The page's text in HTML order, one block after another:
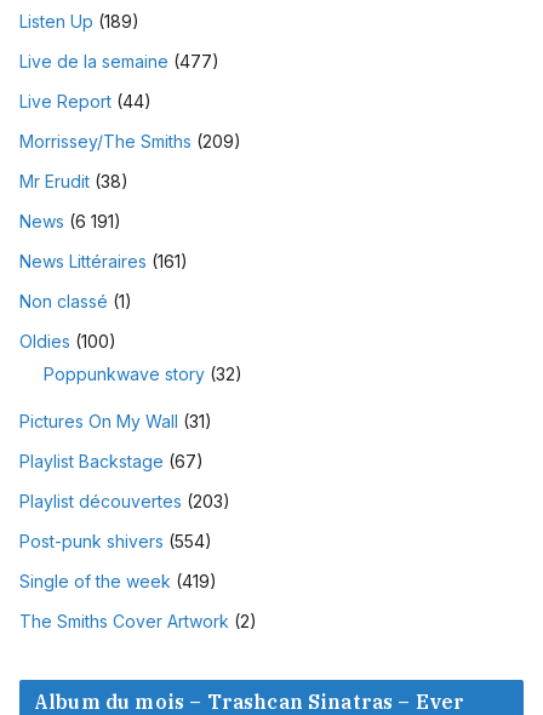
Listen Up (189)
Live de la semaine (477)
Live Report (44)
Morrissey/The Smiths (209)
Mr Erudit (38)
News (6 191)
News Littéraires (161)
Non classé (1)
Oldies (100)
Poppunkwave story (32)
Pictures On My Wall (31)
Playlist Backstage (67)
Playlist découvertes (203)
Post-punk shivers (554)
Single of the week (419)
The Smiths Cover Artwork (2)
Album du mois – Trashcan Sinatras – Ever